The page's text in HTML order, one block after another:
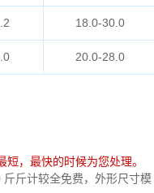
18.0-30.0
20.0-28.0
短，最快的时候为您处理。
斤计较全免费，外形尺寸模